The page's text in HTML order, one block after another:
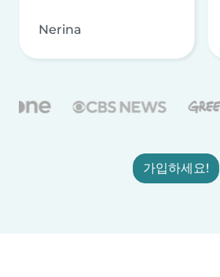
Nerina
가입하세요!